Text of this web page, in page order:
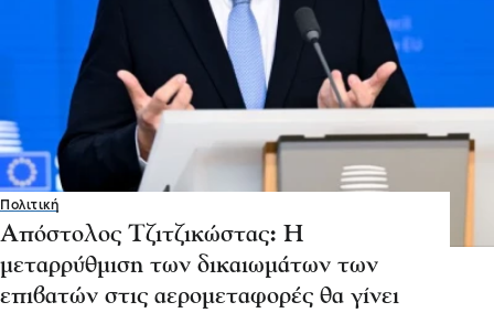
Πολιτική
Απόστολος Τζιτζικώστας: Η
μεταρρύθμιση των δικαιωμάτων των
επιβατών στις αερομεταφορές θα γίνει